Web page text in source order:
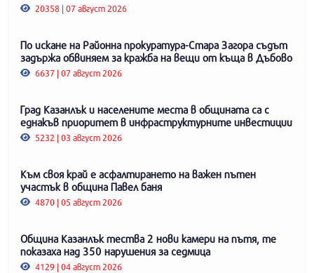
20358 | 07 август 2026
По искане на Районна прокуратура-Стара Загора съдът
задържа обвиняем за кражба на вещи от къща в Дъбово
6637 | 07 август 2026
Град Казанлък и населените места в общината са с
еднакъв приоритет в инфраструктурните инвестиции
5232 | 03 август 2026
Към своя край е асфалтирането на важен пътен
участък в община Павел баня
4870 | 05 август 2026
Община Казанлък тества 2 нови камери на пътя, те
показаха над 350 нарушения за седмица
4129 | 04 август 2026